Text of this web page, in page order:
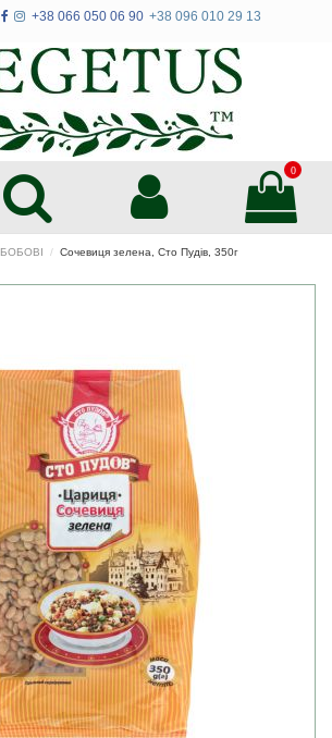
+38 066 050 06 90 +38 096 010 29 13
0
БОБОВІ Сочевиця зелена, Сто Пудів, 350г